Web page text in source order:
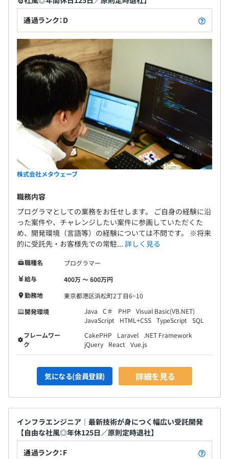
生活のスタートをサポートしています。
通過ランク：D
株式会社メタウェーブ
職務内容
プログラマとしての業務をお任せします。 ご自身の経験に沿
った案件や、チャレンジしたい案件に参画していただくた
め、開発環境（言語等）の経験については不問です。 ※将来
的に受託先・お客様先での常駐... 詳しく見る
職種名
プログラマー
給与
400万 〜 600万円
勤務地
東京都港区浜松町2丁目6−10
開発環境
Java C＃ PHP
Visual Basic(VB.NET)
JavaScript
HTML+CSS TypeScript
SQL
フレームワー
ク
CakePHP Laravel
.NET Framework
jQuery
React Vue.js
気になる(会員登録) 詳細を見る
インフラエンジニア｜最新技術が身につく幅広い受託開発
【自由な社風◎年休125日／原則定時退社】
通過ランク：F